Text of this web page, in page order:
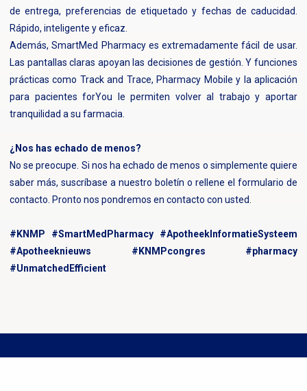
de entrega, preferencias de etiquetado y fechas de caducidad.
Rápido, inteligente y eficaz.
Además, SmartMed Pharmacy es extremadamente fácil de usar.
Las pantallas claras apoyan las decisiones de gestión. Y funciones
prácticas como Track and Trace, Pharmacy Mobile y la aplicación
para pacientes forYou le permiten volver al trabajo y aportar
tranquilidad a su farmacia.
¿Nos has echado de menos?
No se preocupe. Si nos ha echado de menos o simplemente quiere
saber más, suscríbase a nuestro boletín o rellene el formulario de
contacto. Pronto nos pondremos en contacto con usted.
#KNMP #SmartMedPharmacy #ApotheekInformatieSysteem
#Apotheeknieuws #KNMPcongres #pharmacy
#UnmatchedEfficient